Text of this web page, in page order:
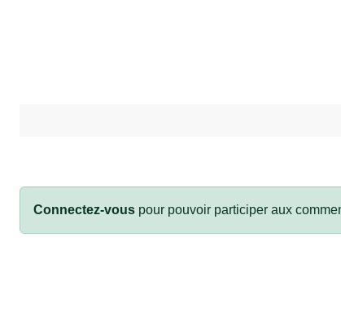
Connectez-vous pour pouvoir participer aux